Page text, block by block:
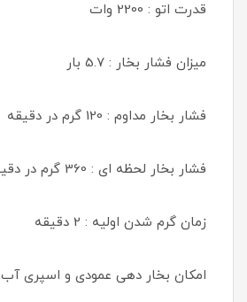
قدرت اتو : 2200 وات
میزان فشار بخار : 5.7 بار
فشار بخار مداوم : 120 گرم در دقیقه
فشار بخار لحظه ای : 360 گرم در دقیقه
زمان گرم شدن اولیه : 2 دقیقه
امکان بخار دهی عمودی و اسپری آب